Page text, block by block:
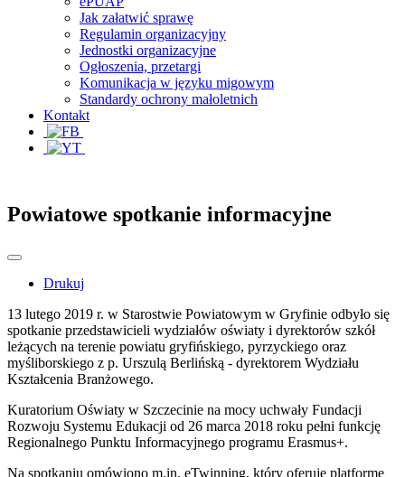
Jak załatwić sprawę
Regulamin organizacyjny
Jednostki organizacyjne
Ogłoszenia, przetargi
Komunikacja w języku migowym
Standardy ochrony małoletnich
Kontakt
Powiatowe spotkanie informacyjne
Drukuj
13 lutego 2019 r. w Starostwie Powiatowym w Gryfinie odbyło się
spotkanie przedstawicieli wydziałów oświaty i dyrektorów szkół
leżących na terenie powiatu gryfińskiego, pyrzyckiego oraz
myśliborskiego z p. Urszulą Berlińską - dyrektorem Wydziału
Kształcenia Branżowego.
Kuratorium Oświaty w Szczecinie na mocy uchwały Fundacji
Rozwoju Systemu Edukacji od 26 marca 2018 roku pełni funkcję
Regionalnego Punktu Informacyjnego programu Erasmus+.
Na spotkaniu omówiono m.in. eTwinning, który oferuje platformę